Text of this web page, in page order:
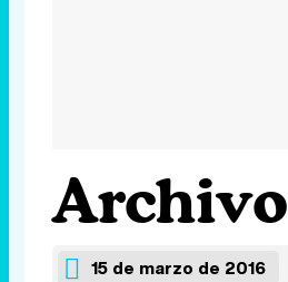
15 de marzo de 2016